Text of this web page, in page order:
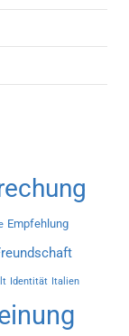
Empfehlung
Identität Italien